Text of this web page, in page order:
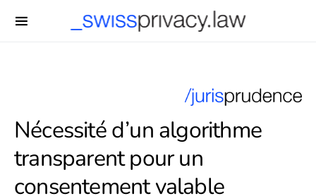
Nécessité d’un algorithme
transparent pour un
consentement valable